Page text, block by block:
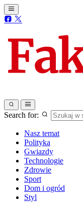
Search for:
Nasz temat
Polityka
Gwiazdy
Technologie
Zdrowie
Sport
Dom i ogród
Styl